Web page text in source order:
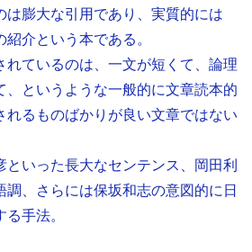
は膨大な引用であり、実質的には
紹介という本である。
れているのは、一文が短くて、論理
、というような一般的に文章読本的
れるものばかりが良い文章ではない
といった長大なセンテンス、岡田利
調、さらには保坂和志の意図的に日
手法。